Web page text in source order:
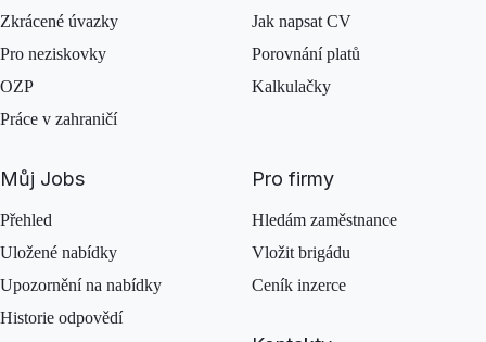
Zkrácené úvazky
Pro neziskovky
OZP
Práce v zahraničí
Jak napsat CV
Porovnání platů
Kalkulačky
Můj Jobs
Přehled
Uložené nabídky
Upozornění na nabídky
Historie odpovědí
Pro firmy
Hledám zaměstnance
Vložit brigádu
Ceník inzerce